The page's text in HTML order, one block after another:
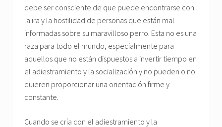
debe ser consciente de que puede encontrarse con
la ira y la hostilidad de personas que están mal
informadas sobre su maravilloso perro. Esta no es una
raza para todo el mundo, especialmente para
aquellos que no están dispuestos a invertir tiempo en
el adiestramiento y la socialización y no pueden o no
quieren proporcionar una orientación firme y
constante.
Cuando se cría con el adiestramiento y la